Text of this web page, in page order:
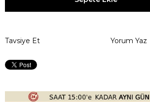
Tavsiye Et Yorum Yaz